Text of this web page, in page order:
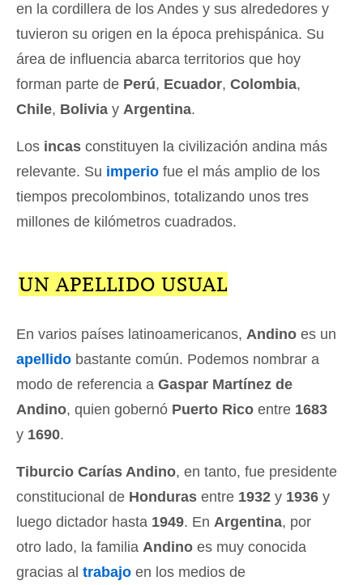
en la cordillera de los Andes y sus alrededores y
tuvieron su origen en la época prehispánica. Su
área de influencia abarca territorios que hoy
forman parte de Perú, Ecuador, Colombia,
Chile, Bolivia y Argentina.
Los incas constituyen la civilización andina más
relevante. Su imperio fue el más amplio de los
tiempos precolombinos, totalizando unos tres
millones de kilómetros cuadrados.
UN APELLIDO USUAL
En varios países latinoamericanos, Andino es un
apellido bastante común. Podemos nombrar a
modo de referencia a Gaspar Martínez de
Andino, quien gobernó Puerto Rico entre 1683
y 1690.
Tiburcio Carías Andino, en tanto, fue presidente
constitucional de Honduras entre 1932 y 1936 y
luego dictador hasta 1949. En Argentina, por
otro lado, la familia Andino es muy conocida
gracias al trabajo en los medios de